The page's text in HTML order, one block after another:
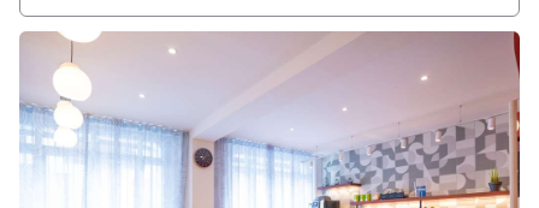
Más información